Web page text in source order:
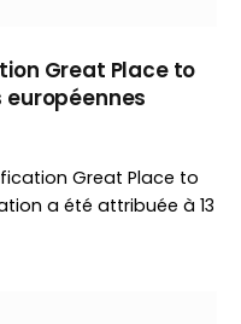
Great Place to
européennes
Great Place to
a été attribuée à 13